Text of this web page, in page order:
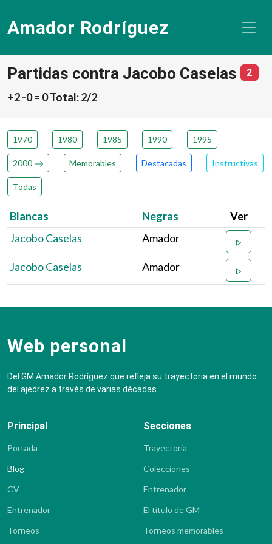
Amador Rodríguez
Partidas contra Jacobo Caselas 2
+2 -0 = 0 Total: 2/2
1970 1980 1985 1990 1995
2000 Memorables Destacadas Instructivas
Todas
Blancas Negras
Ver
Jacobo Caselas
Amador
Jacobo Caselas Amador
Web personal
Del GM Amador Rodríguez que refleja su trayectoria en el mundo
del ajedrez a través de varias décadas.
Principal
Portada
Blog
CV
Entrenador
Torneos
Secciones
Trayectoria
Colecciones
Entrenador
El título de GM
Torneos memorables